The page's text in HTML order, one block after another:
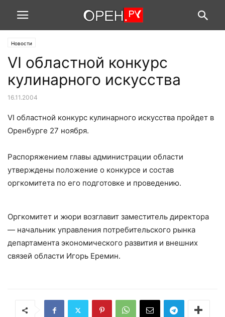
Новости
VI областной конкурс
кулинарного искусства
16.11.2004
VI областной конкурс кулинарного искусства пройдет в
Оренбурге 27 ноября.
Распоряжением главы администрации области
утверждены положение о конкурсе и состав
оргкомитета по его подготовке и проведению.
Оргкомитет и жюри возглавит заместитель директора
— начальник управления потребительского рынка
департамента экономического развития и внешних
связей области Игорь Еремин.